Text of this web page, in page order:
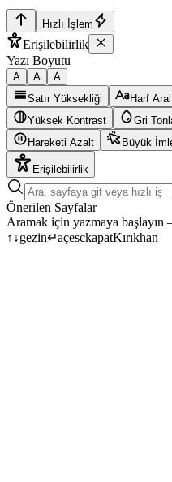
Hızlı İşlem
Erişilebilirlik
Yazı Boyutu
A A
A
Satır Yüksekliği
Harf
Yüksek Kontrast
Gri
Hareketi Azalt
Büyük
Erişilebilirlik
Önerilen Sayfalar
Aramak için yazmaya
↑ ↓gezin↵açesckapatKırıkhan